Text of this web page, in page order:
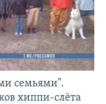
семьями".
хиппи-слёта